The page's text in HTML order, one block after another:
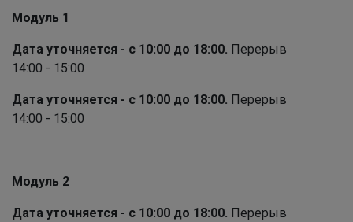
Модуль 1
Дата уточняется - с 10:00 до 18:00. Перерыв
14:00 - 15:00
Дата уточняется - с 10:00 до 18:00. Перерыв
14:00 - 15:00
Модуль 2
Дата уточняется - с 10:00 до 18:00. Перерыв